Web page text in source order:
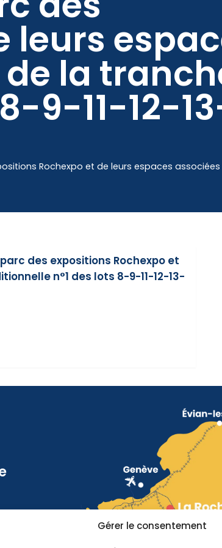
Gérer le consentement
La Ville en action
leurs
la
9-11-12-
Rochexpo et de leurs espaces associées
des expositions Rochexpo et
n°1 des lots 8-9-11-12-13-